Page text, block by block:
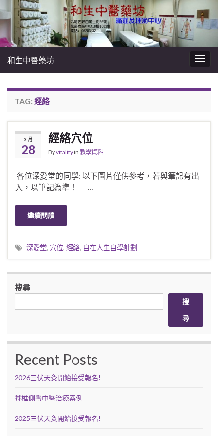
和生中醫藥坊
TAG: 經絡
3 月
28
經絡穴位
Byvitalityin 教學資料
各位深愛堂的同學: 以下圖片僅供參考，若與筆記有出
入，以筆記為準！ …
繼續閱讀
深愛堂, 穴位, 經絡, 自在人生自學計劃
搜尋
搜
尋
Recent Posts
2026三伏天灸開始接受報名!
脊椎側彎中醫治療案例
2025三伏天灸開始接受報名!